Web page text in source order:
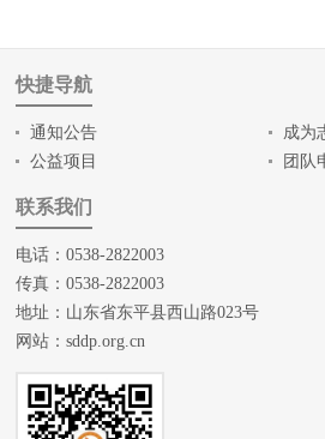
快捷导航
通知公告
公益项目
成为
团队
联系我们
电话：0538-2822003
传真：0538-2822003
地址：山东省东平县西山路023号
网站：sddp.org.cn